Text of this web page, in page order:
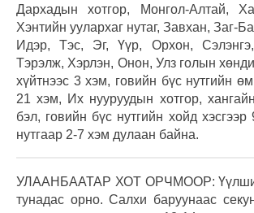
Дархадын хотгор, Монгол-Алтай,
Хэнтийн уулархаг нутаг, Завхан, Заг-
Идэр, Тэс, Эг, Үүр, Орхон,
Тэрэлж, Хэрлэн, Онон, Улз голын
хүйтнээс 3 хэм, говийн бүс нутгийн
21 хэм, Их нууруудын хотгор,
бэл, говийн бүс нутгийн хойд
нутгаар 2-7 хэм дулаан байна.
УЛААНБААТАР ХОТ ОРЧМООР:
тунадас орно. Салхи баруунаас